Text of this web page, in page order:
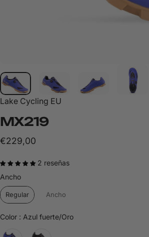
Lake Cycling EU
MX219
€229,00
2 reseñas
AnchoAncho
Regular Ancho
Color : Azul fuerte/OroColor